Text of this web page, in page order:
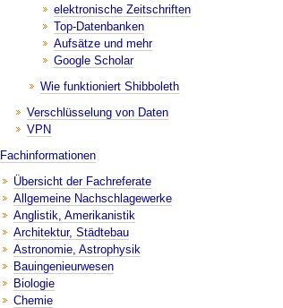
elektronische Zeitschriften
Top-Datenbanken
Aufsätze und mehr
Google Scholar
Wie funktioniert Shibboleth
Verschlüsselung von Daten
VPN
Fachinformationen
Übersicht der Fachreferate
Allgemeine Nachschlagewerke
Anglistik, Amerikanistik
Architektur, Städtebau
Astronomie, Astrophysik
Bauingenieurwesen
Biologie
Chemie